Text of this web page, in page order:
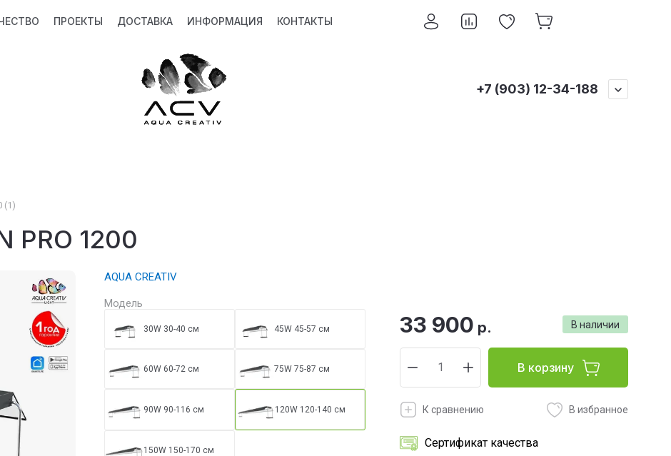
ПРОЕКТЫ ДОСТАВКА ИНФОРМАЦИЯ КОНТАКТЫ
+7 (903) 12-34-188
(1)
1200
AQUA CREATIV
Модель
30W 30-40 см 45W 45-57 см
60W 60-72 см 75W 75-87 см
90W 90-116 см 120W 120-140 см
150W 150-170 см
В наличии
33 900 р.
В корзину
К сравнению В избранное
Сертификат качества